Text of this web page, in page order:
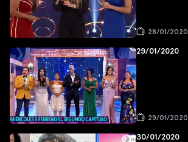
28/01/2020
29/01/2020
29/01/2020
30/01/2020